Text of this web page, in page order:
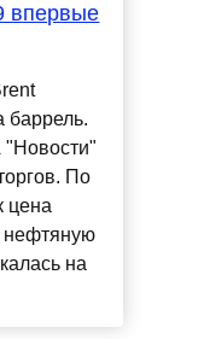
впервые
баррель.
По
цена
нефтяную
на